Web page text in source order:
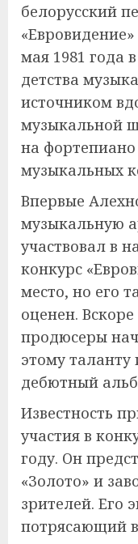
белорусский
мая 1981 года
детства
источником
музыкальной
на
музыкальных
Впервые
музыкальную
участвовал в
конкурс
место, но его
оценен.
продюсеры
этому таланту
дебютный
Известность
участия в
году. Он
«Золото» и
зрителей. Его
потрясающий